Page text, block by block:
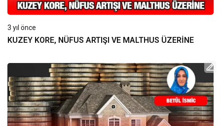
3 yıl önce
KUZEY KORE, NÜFUS ARTIŞI VE MALTHUS ÜZERİNE